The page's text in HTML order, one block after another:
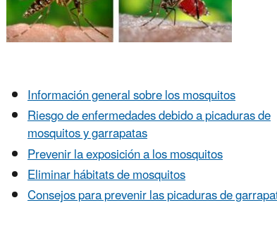
Información general sobre los mosquitos
Riesgo de enfermedades debido a picaduras de
mosquitos y garrapatas
Prevenir la exposición a los mosquitos
Eliminar hábitats de mosquitos
Consejos para prevenir las picaduras de